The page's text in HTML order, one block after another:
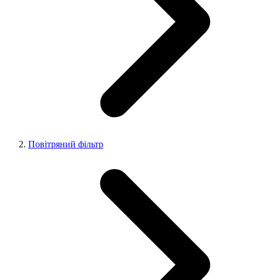
Повітряний фільтр